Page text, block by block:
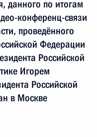
данного по итогам
конференц-связи
проведённого
Федерации
Российской
Игорем
Российской
в Москве